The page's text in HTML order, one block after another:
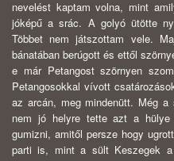
nevelést kaptam volna, mint
jóképű a srác. A golyó ütötte
Többet nem játszottam vele.
bánatában berúgott és ettől
e már Petangost szörnyen
Petangosokkal vívott
az arcán, meg mindenütt. Még
nem jó helyre tette azt a
gumizni, amitől persze hogy
parti is, mint a sült Keszegek